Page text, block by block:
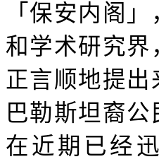
「保安内阁
和学术研究
正言顺地提
巴勒斯坦裔
在近期已经